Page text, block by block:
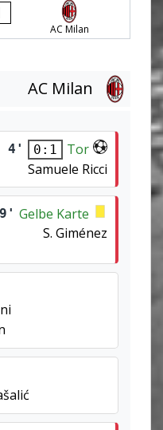
AC Milan
AC Milan
4' 0:1
Tor
Samuele Ricci
9' Gelbe Karte
S. Giménez